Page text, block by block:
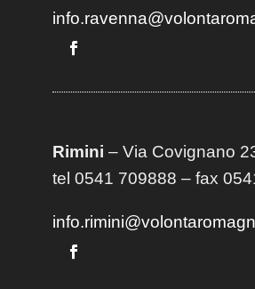
Rimini – Via Covignano
tel 0541 709888 – fax